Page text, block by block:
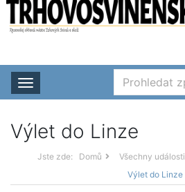
Rozbalit nabídku
Výlet do Linze
Jste zde: Domů Všechny události
Výlet do Linze